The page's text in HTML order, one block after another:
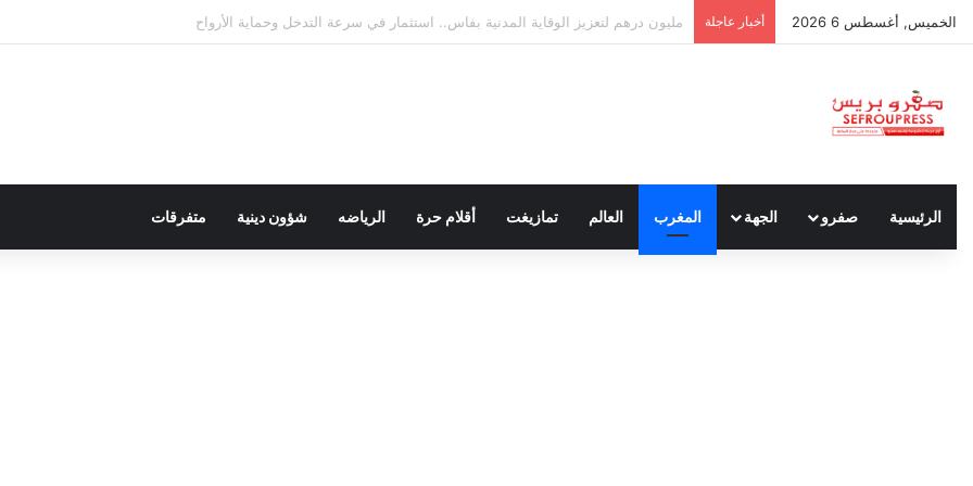
الخميس, أغسطس 6 2026 أخبار عاجلة مختبر الشرطة العلمية المغربي ينال الاعتماد الدولي في جميع تخصصاته
الرئيسية صفرو الجهة المغرب العالم تمازيغت أقلام حرة الرياضه شؤون دينية متفرقات